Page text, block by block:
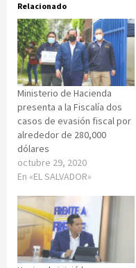
Relacionado
Ministerio de Hacienda
presenta a la Fiscalía dos
casos de evasión fiscal por
alrededor de 280,000
dólares
octubre 29, 2020
En «EL SALVADOR»